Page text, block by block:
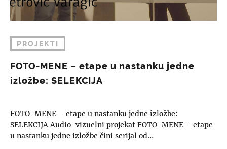
PROJEKTI
FOTO-MENE – etape u nastanku jedne
izložbe: SELEKCIJA
FOTO-MENE – etape u nastanku jedne izložbe:
SELEKCIJA Audio-vizuelni projekat FOTO-MENE – etape
u nastanku jedne izložbe čini serijal od…